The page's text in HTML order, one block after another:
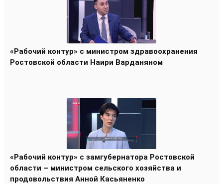
«Рабочий контур» с министром здравоохранения
Ростовской области Наири Варданяном
«Рабочий контур» с замгубернатора Ростовской
области – министром сельского хозяйства и
продовольствия Анной Касьяненко